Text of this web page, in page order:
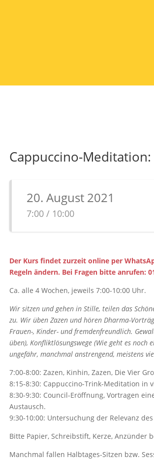
Cappuccino-Meditation:
20. August 2021
7:00 / 10:00
Der Kurs findet zurzeit online per
Regeln ändern. Bei Fragen bitte anrufen:
Ca. alle 4 Wochen, jeweils 7:00-10:00 Uhr.
Wir sitzen und gehen in Stille, teilen das
zu. Wir üben Zazen und hören Dharma-
Frauen-, Kinder- und fremdenfreundlich.
üben), Konfliktlösungswege (Wie geht es
ungefähr, manchmal anstrengend, meistens
7:00-8:00: Zazen, Kinhin, Zazen, Die Vier
8:15-8:30: Cappuccino-Trink-Meditation in
8:30-9:30: Council-Eröffnung, Vortragen
Austausch.
9:30-10:00: Untersuchung der Relevanz
Bitte Papier, Schreibstift, Kerze, Anzünder
Manchmal fallen Halbtages-Sitzen bzw.